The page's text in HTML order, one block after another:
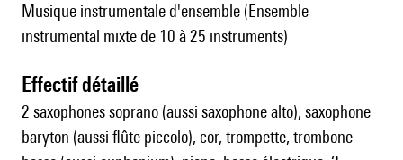
Musique instrumentale d'ensemble (Ensemble
instrumental mixte de 10 à 25 instruments)
effectif détaillé
2 saxophones soprano (aussi saxophone alto), saxophone
baryton (aussi flûte piccolo), cor, trompette, trombone